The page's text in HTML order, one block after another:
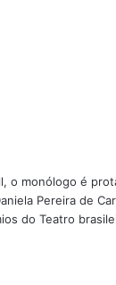
o monólogo é
Pereira de
do Teatro